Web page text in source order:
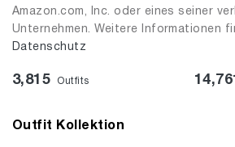
Amazon.com, Inc. oder eines seiner
Unternehmen. Weitere Informationen
Datenschutz
3,815 Outfits 14,761
Outfit Kollektion